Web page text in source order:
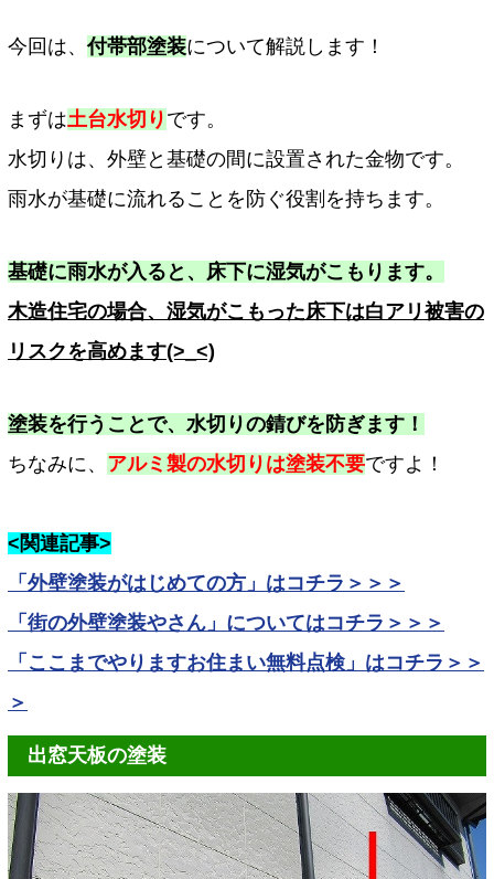
今回は、付帯部塗装について解説します！
まずは土台水切り です。
水切りは、外壁と基礎の間に設置された金物です。
雨水が基礎に流れることを防ぐ役割を持ちます。
基礎に雨水が入ると、床下に湿気がこもります。
木造住宅の場合、湿気がこもった床下は白アリ被害の
リスクを高めます(>_<)
塗装を行うことで、水切りの錆びを防ぎます！
ちなみに、 アルミ製の水切りは塗装不要ですよ！
<関連記事>
「外壁塗装がはじめての方」はコチラ＞＞＞
「街の外壁塗装やさん」についてはコチラ＞＞＞
「ここまでやりますお住まい無料点検」はコチラ＞＞
＞
出窓天板の塗装